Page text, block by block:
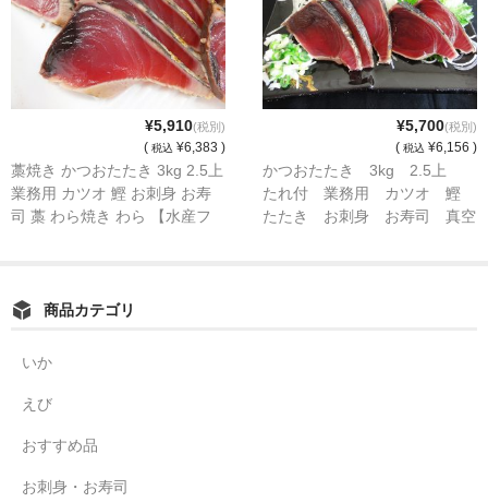
¥5,910(税別)
( 税込 ¥6,383 )
藁焼き かつおたたき 3kg 2.5上
業務用 カツオ 鰹 お刺身 お寿
司 藁 わら焼き わら 【水産フ
¥5,700(税別)
( 税込 ¥6,156 )
かつおたたき 3kg 2.5上
たれ付 業務用 カツオ 鰹
たたき お刺身 お寿司 真空
商品カテゴリ
いか
えび
おすすめ品
お刺身・お寿司